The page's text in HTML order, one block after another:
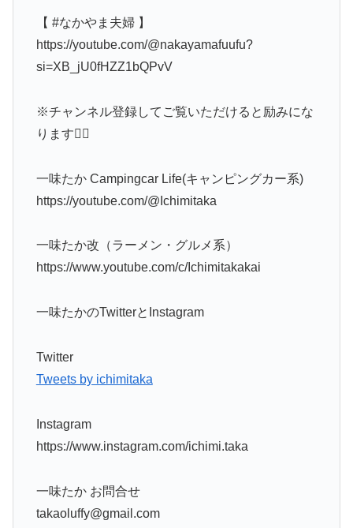
【 #なかやま夫婦 】
https://youtube.com/@nakayamafuufu?
si=XB_jU0fHZZ1bQPvV
※チャンネル登録してご覧いただけると励みにな
ります🙇‍♂️
一味たか Campingcar Life(キャンピングカー系)
https://youtube.com/@Ichimitaka
一味たか改（ラーメン・グルメ系）
https://www.youtube.com/c/Ichimitakakai
一味たかのTwitterとInstagram
Twitter
Tweets by ichimitaka
Instagram
https://www.instagram.com/ichimi.taka
一味たか お問合せ
takaoluffy@gmail.com